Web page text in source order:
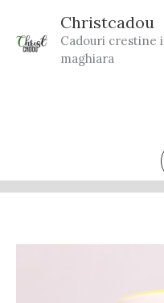
content
Christcadou
Cadouri crestine
maghiara